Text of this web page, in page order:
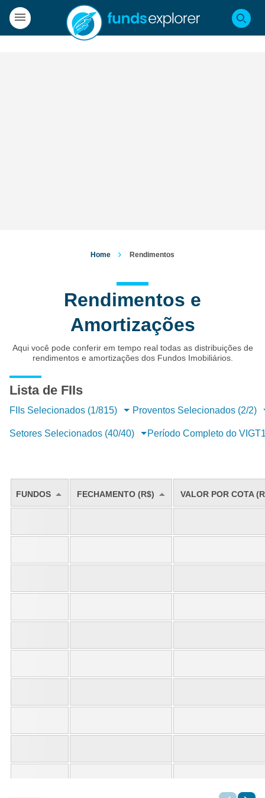
Home Rendimentos
Rendimentos e
Amortizações
Aqui você pode conferir em tempo real todas as distribuições de
rendimentos e amortizações dos Fundos Imobiliários.
Lista de FIIs
FIIs Selecionados (1/815) Proventos Selecionados (2/2)
Setores Selecionados (40/40) Período Completo do
FUNDOS FECHAMENTO (R$) VALOR POR COTA